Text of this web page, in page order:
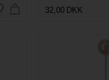
32,00 DKK